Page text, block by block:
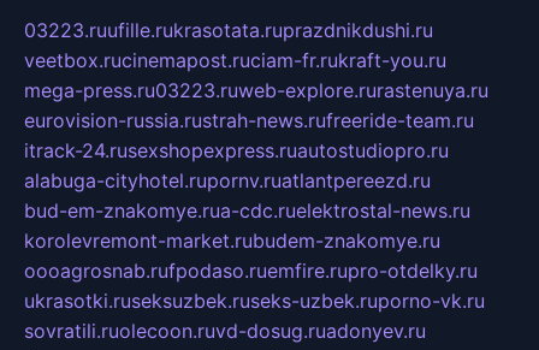
03223.ruufille.rukrasotata.ruprazdnikdushi.ru
veetbox.rucinemapost.ruciam-fr.rukraft-you.ru
mega-press.ru03223.ruweb-explore.rurastenuya.ru
eurovision-russia.rustrah-news.rufreeride-team.ru
itrack-24.rusexshopexpress.ruautostudiopro.ru
alabuga-cityhotel.rupornv.ruatlantpereezd.ru
bud-em-znakomye.rua-cdc.ruelektrostal-news.ru
korolevremont-market.rubudem-znakomye.ru
oooagrosnab.rufpodaso.ruemfire.rupro-otdelky.ru
ukrasotki.ruseksuzbek.ruseks-uzbek.ruporno-vk.ru
sovratili.ruolecoon.ruvd-dosug.ruadonyev.ru